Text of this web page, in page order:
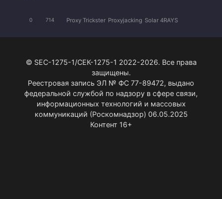
0 714 Proxy Trickster Proxyjacking Solar 4RAYS
© SEC-1275-1/СЕК-1275-1 2022-2026. Все права
защищены.
Реестровая запись ЭЛ № ФС 77-89472, выдано
федеральной службой по надзору в сфере связи,
информационных технологий и массовых
коммуникаций (Роскомнадзор) 06.05.2025
Контент 16+